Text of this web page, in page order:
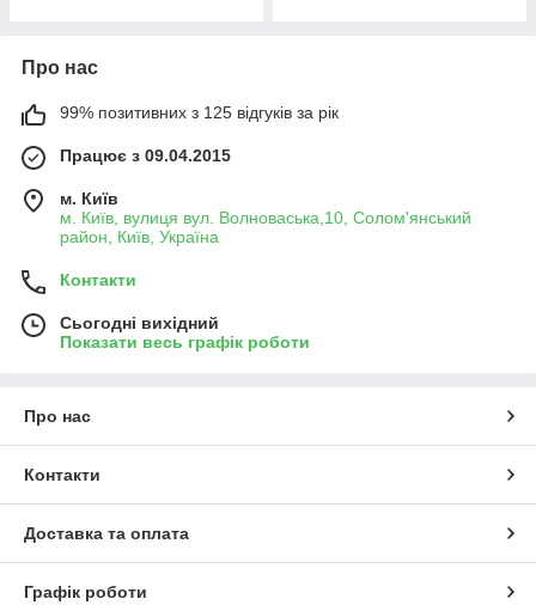
Про нас
99% позитивних з 125 відгуків за рік
Працює з 09.04.2015
м. Київ
м. Київ, вулиця вул. Волноваська,10, Солом'янський
район, Київ, Україна
Контакти
Сьогодні вихідний
Показати весь графік роботи
Про нас
Контакти
Доставка та оплата
Графік роботи